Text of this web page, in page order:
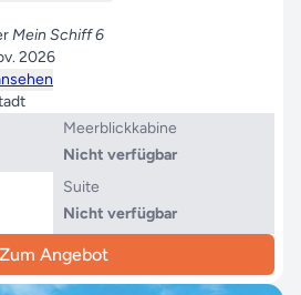
Mein Schiff 6
2026
Meerblickkabine
Nicht verfügbar
Suite
Nicht verfügbar
Zum Angebot